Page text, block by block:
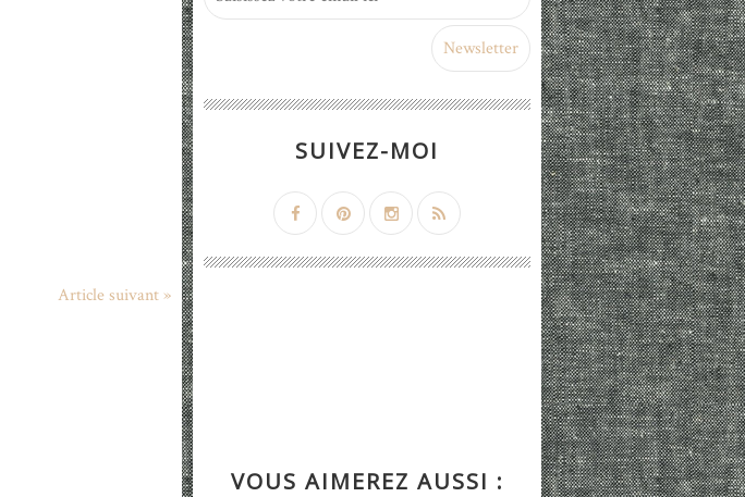
Article suivant »
SUIVEZ-MOI
VOUS AIMEREZ AUSSI :